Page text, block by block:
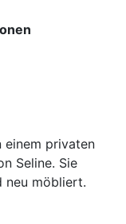
einem privaten
Seline. Sie
neu möbliert.